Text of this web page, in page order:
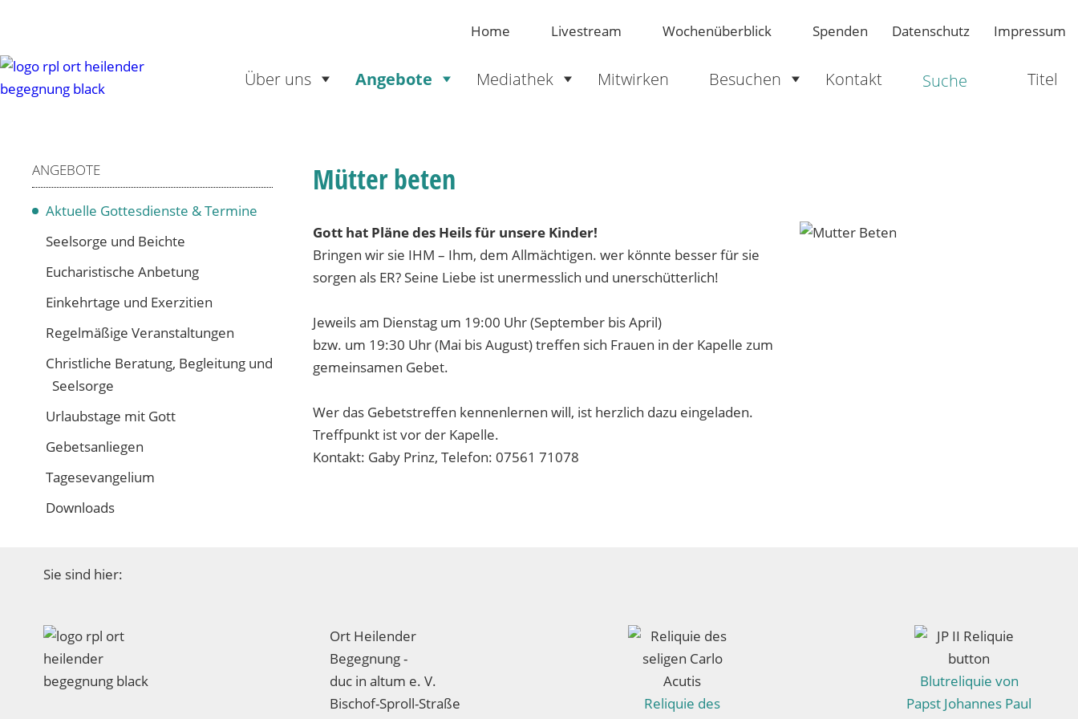
Home Livestream Wochenüberblick Spenden Datenschutz Impressum
Über uns Angebote Mediathek Mitwirken Besuchen Kontakt Suche Titel
ANGEBOTE
Aktuelle Gottesdienste & Termine
Seelsorge und Beichte
Eucharistische Anbetung
Einkehrtage und Exerzitien
Regelmäßige Veranstaltungen
Christliche Beratung, Begleitung und
Seelsorge
Urlaubstage mit Gott
Gebetsanliegen
Tagesevangelium
Downloads
Mütter beten
Gott hat Pläne des Heils für unsere Kinder!
Bringen wir sie IHM – Ihm, dem Allmächtigen. wer könnte besser für sie
sorgen als ER? Seine Liebe ist unermesslich und unerschütterlich!
Jeweils am Dienstag um 19:00 Uhr (September bis April)
bzw. um 19:30 Uhr (Mai bis August) treffen sich Frauen in der Kapelle zum
gemeinsamen Gebet.
Wer das Gebetstreffen kennenlernen will, ist herzlich dazu eingeladen.
Treffpunkt ist vor der Kapelle.
Kontakt: Gaby Prinz, Telefon: 07561 71078
Sie sind hier:
Ort Heilender
Begegnung -
duc in altum e. V.
Bischof-Sproll-Straße
Reliquie des
Blutreliquie von
Papst Johannes Paul